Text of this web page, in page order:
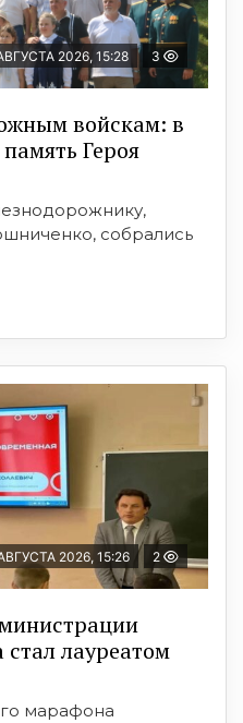
2026, 15:28 3
войскам: в
Героя
собрались
2026, 15:26 2
лауреатом
марафона